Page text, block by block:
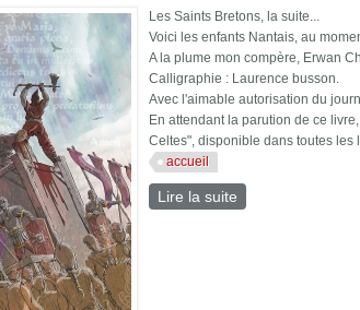
Les Saints Bretons, la suite...
Voici les enfants Nantais, au
A la plume mon compère, Erwan
Calligraphie : Laurence busson.
Avec l'aimable autorisation du
En attendant la parution de ce
Celtes", disponible dans toutes les
accueil
Lire la suite